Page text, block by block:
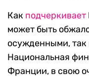
Как подчеркивает
может быть
осужденными, так
Национальная
Франции, в свою